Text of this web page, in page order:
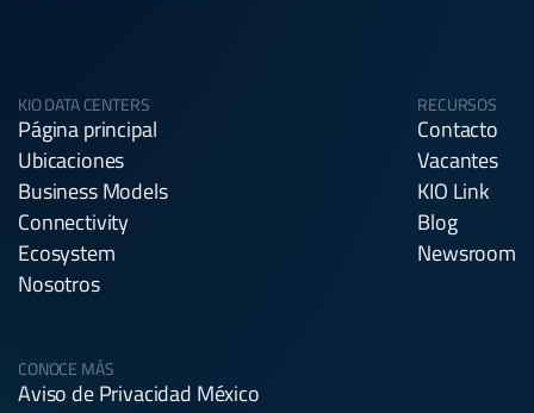
KIO DATA CENTERS
Página principal
Ubicaciones
Business Models
Connectivity
Ecosystem
Nosotros
RECURSOS
Contacto
Vacantes
KIO Link
Blog
Newsroom
CONOCE MÁS
Aviso de Privacidad México